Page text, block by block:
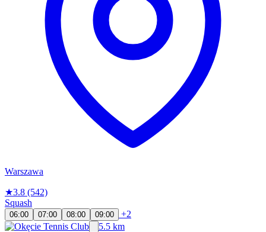
Warszawa
★3.8 (542)
Squash
06:00 07:00 08:00 09:00
+2
5.5 km